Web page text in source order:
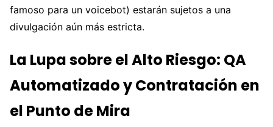
famoso para un voicebot) estarán sujetos a una
divulgación aún más estricta.
La Lupa sobre el Alto Riesgo: QA
Automatizado y Contratación en
el Punto de Mira